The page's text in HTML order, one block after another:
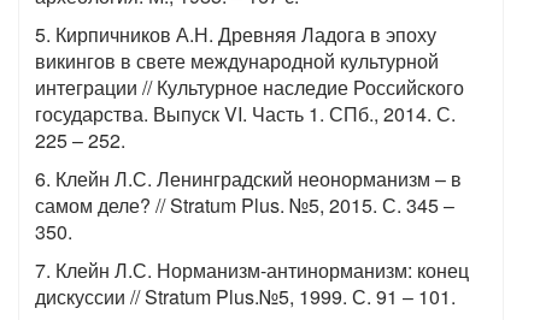
5. Кирпичников А.Н. Древняя Ладога в эпоху
викингов в свете международной культурной
интеграции // Культурное наследие Российского
государства. Выпуск VI. Часть 1. СПб., 2014. С.
225 – 252.
6. Клейн Л.С. Ленинградский неонорманизм – в
самом деле? // Stratum Plus. №5, 2015. С. 345 –
350.
7. Клейн Л.С. Норманизм-антинорманизм: конец
дискуссии // Stratum Plus.№5, 1999. С. 91 – 101.